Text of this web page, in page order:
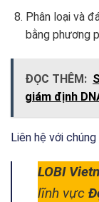
Phân loại và
bằng phương
ĐỌC THÊM:
giám định
Liên hệ với
LOBI
lĩnh vực